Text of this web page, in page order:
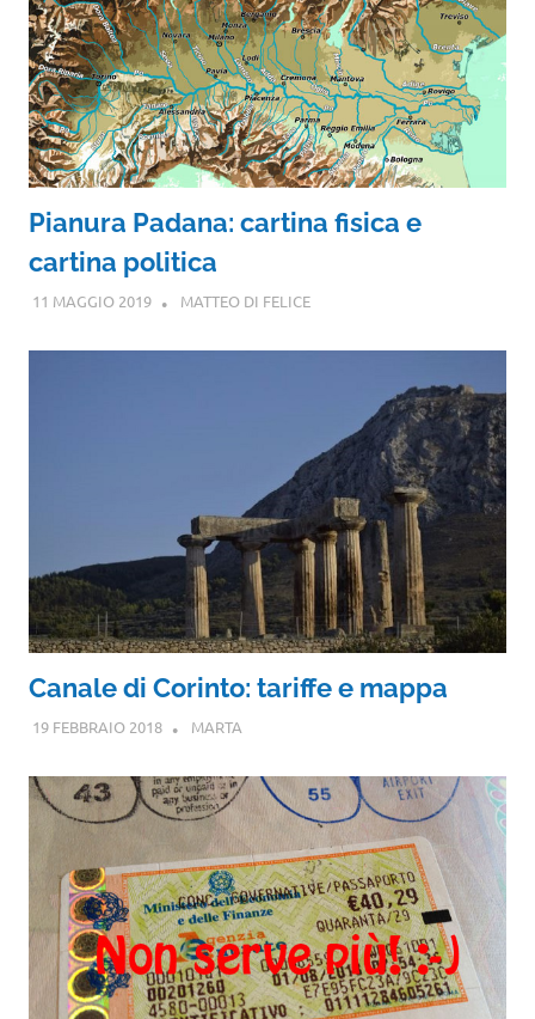
Pianura Padana: cartina fisica e
cartina politica
11 MAGGIO 2019 MATTEO DI FELICE
Canale di Corinto: tariffe e mappa
19 FEBBRAIO 2018 MARTA